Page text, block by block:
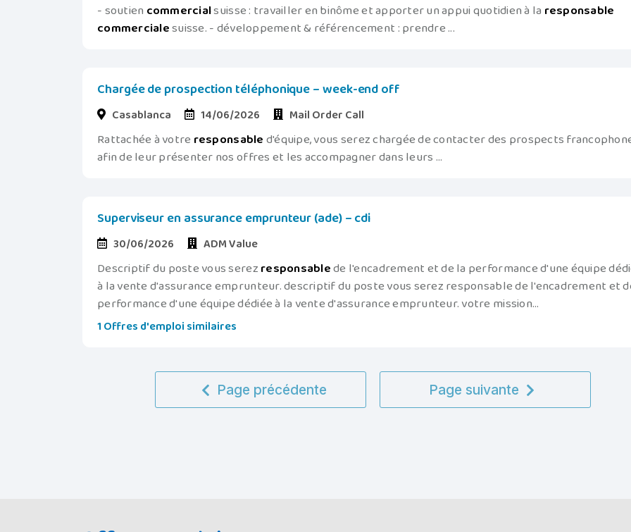
- soutiencommercialsuisse : travailler en binôme et apporter un appui quotidien à la responsable
commercialesuisse. - développement & référencement : prendre ...
Chargée de prospection téléphonique – week-end off
Casablanca 14/06/2026 Mail Order Call
Rattachée à votre responsabled'équipe, vous serez chargée de contacter des prospects
afin de leur présenter nos offres et les accompagner dans leurs ...
Superviseur en assurance emprunteur (ade) – cdi
30/06/2026 ADM Value
Descriptif du poste vous serezresponsablede l'encadrement et de la performance d'une équipe
à la vente d'assurance emprunteur. descriptif du poste vous serez responsable de l'encadrement et
performance d'une équipe dédiée à la vente d'assurance emprunteur. votre mission...
1 Offres d'emploi similaires
Page précédente Page suivante